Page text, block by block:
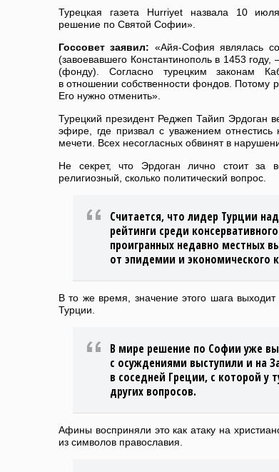
Турецкая газета Hurriyet назвала 10
решение по Святой Софии».
Госсовет заявил: «Айя-София являлась
(завоевавшего Константинополь в 1453
(фонду). Согласно турецким законам
в отношении собственности фондов. Потому
Его нужно отменить».
Турецкий президент Реджеп Тайип Эрдоган
эфире, где призвал с уважением
мечети. Всех несогласных обвинят в
Не секрет, что Эрдоган лично стоит за
религиозный, сколько политический вопрос.
Считается, что лидер Турции
рейтинги среди
проигранных недавно местных
от эпидемии и экономического
В то же время, значение этого шага
Турции.
В мире решение по Софии уже
с осуждениями выступили и на
в соседней Греции, с которой у
других вопросов.
Афины восприняли это как атаку на
из символов православия.